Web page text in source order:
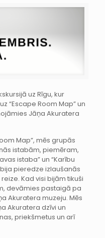
uz Rīgu, kur
“Escape Room Map” un
Jāņa Akuratera
Map”, mēs grupās
istabām, piemēram,
istaba” un “Karību
pieredze izlaušanās
Kad visi bijām tikuši
devāmies pastaigā pa
Akuratera muzeju. Mēs
Akuratera dzīvi un
priekšmetus un arī